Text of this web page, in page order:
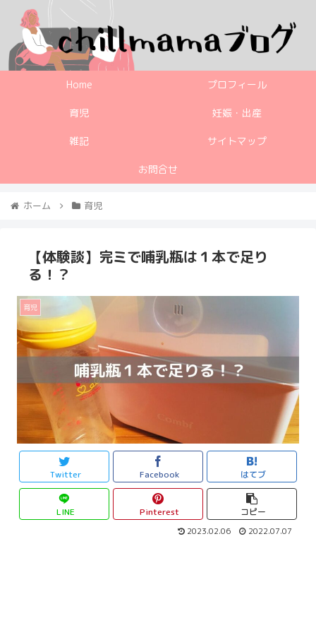
Home プロフィール
育児 妊娠・出産
雑記 サイトマップ
お問合せ
ホーム 育児
【体験談】完ミで哺乳瓶は１本で足り
る！？
育児
Twitter Facebook はてブ
LINE Pinterest コピー
2023.02.06 2022.07.07